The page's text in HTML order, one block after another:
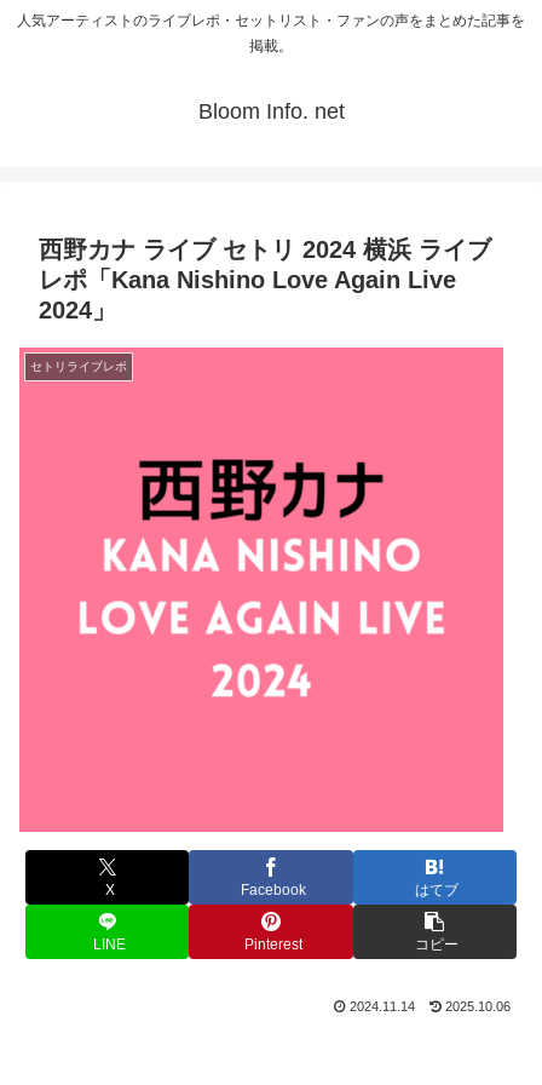
人気アーティストのライブレポ・セットリスト・ファンの声をまとめた記事を
掲載。
Bloom Info. net
西野カナ ライブ セトリ 2024 横浜 ライブ
レポ「Kana Nishino Love Again Live
2024」
セトリライブレポ
X Facebook はてブ
LINE Pinterest コピー
2024.11.14 2025.10.06